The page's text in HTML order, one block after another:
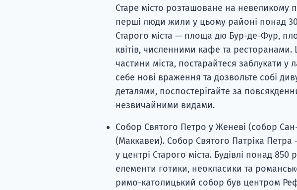
Старе місто розташоване на невеликому
перші люди жили у цьому районі понад
Старого міста — площа дю Бур-де-Фур,
квітів, численними кафе та ресторанами.
частини міста, постарайтеся заблукати у
себе нові враження та дозвольте собі
деталями, поспостерігайте за
незвичайними видами.
Собор Святого Петро у Женеві (собор
(Маккавеи). Собор Святого Патріка
у центрі Старого міста. Будівлі понад
елементи готики, неокласики та
римо-католицький собор був центром